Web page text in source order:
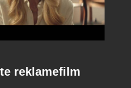
reklamefilm